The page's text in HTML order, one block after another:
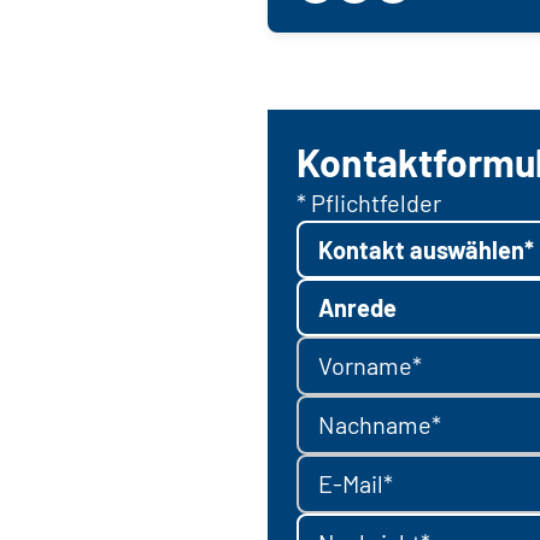
* Pflichtfelder
Kontakt auswählen*
Anrede
Vorname*
Nachname*
E-Mail*